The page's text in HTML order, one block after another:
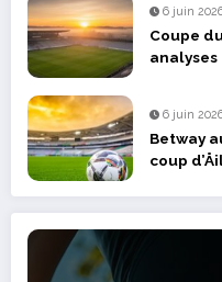
6 juin
Coupe
analyses
6 juin
Betway
coup